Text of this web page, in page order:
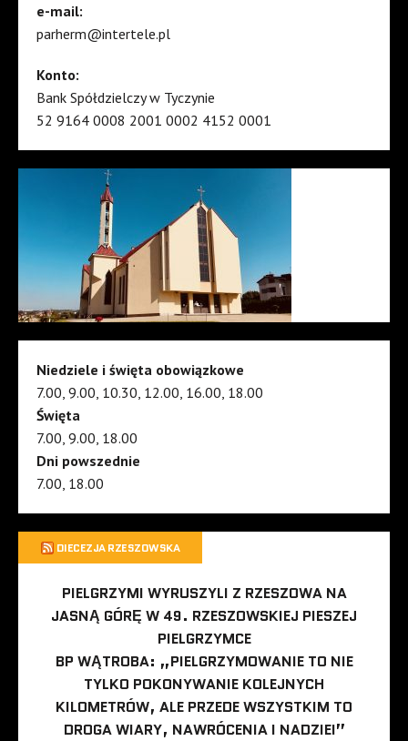
e-mail:
parherm@intertele.pl
Konto:
Bank Spółdzielczy w Tyczynie
52 9164 0008 2001 0002 4152 0001
Niedziele i święta obowiązkowe
7.00, 9.00, 10.30, 12.00, 16.00, 18.00
Święta
7.00, 9.00, 18.00
Dni powszednie
7.00, 18.00
DIECEZJA RZESZOWSKA
PIELGRZYMI WYRUSZYLI Z RZESZOWA NA
JASNĄ GÓRĘ W 49. RZESZOWSKIEJ PIESZEJ
PIELGRZYMCE
BP WĄTROBA: „PIELGRZYMOWANIE TO NIE
TYLKO POKONYWANIE KOLEJNYCH
KILOMETRÓW, ALE PRZEDE WSZYSTKIM TO
DROGA WIARY, NAWRÓCENIA I NADZIEI”